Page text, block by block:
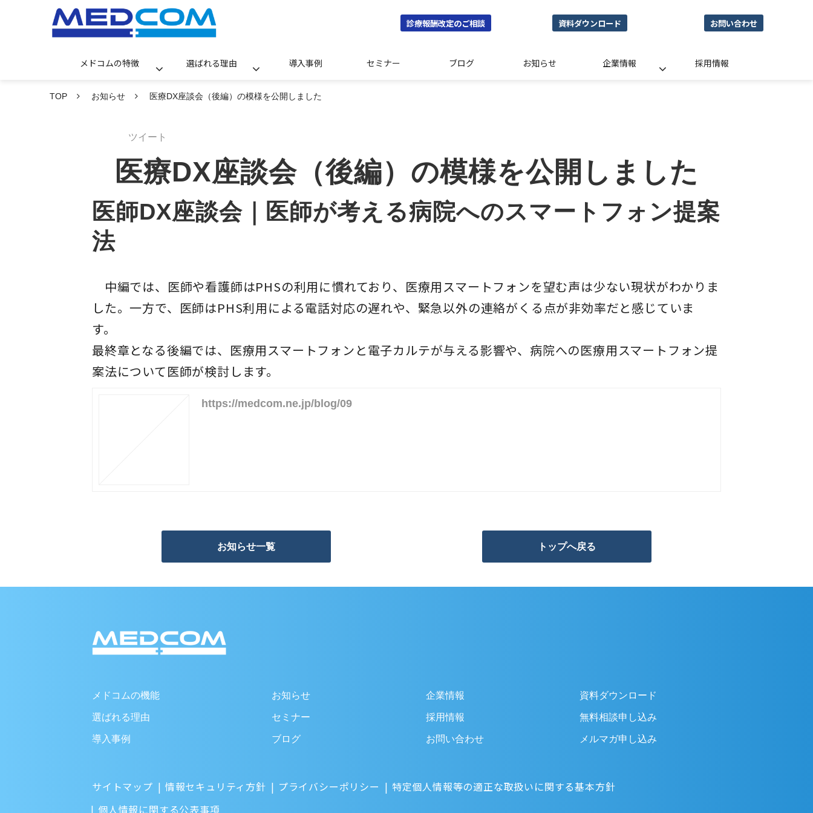
診療報酬改定のご相談 資料ダウンロード お問い合わせ
メドコムの特徴 選ばれる理由 導入事例 セミナー ブログ お知らせ 企業情報 採用情報
TOP お知らせ 医療DX座談会（後編）の模様を公開しました
ツイート
医療DX座談会（後編）の模様を公開しました
医師DX座談会｜医師が考える病院へのスマートフォン提案
法
中編では、医師や看護師はPHSの利用に慣れており、医療用スマートフォンを望む声は少ない現状がわかりま
した。一方で、医師はPHS利用による電話対応の遅れや、緊急以外の連絡がくる点が非効率だと感じていま
す。
最終章となる後編では、医療用スマートフォンと電子カルテが与える影響や、病院への医療用スマートフォン提
案法について医師が検討します。
https://medcom.ne.jp/blog/09
お知らせ一覧 トップへ戻る
メドコムの機能
選ばれる理由
導入事例
お知らせ
セミナー
ブログ
企業情報
採用情報
お問い合わせ
資料ダウンロード
無料相談申し込み
メルマガ申し込み
サイトマップ 情報セキュリティ方針 プライバシーポリシー
特定個人情報等の適正な取扱いに関する基本方針
個人情報に関する公表事項